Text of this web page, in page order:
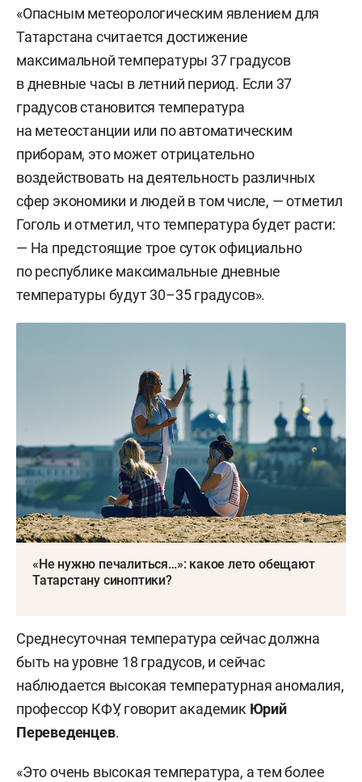
«Опасным метеорологическим явлением для
Татарстана считается достижение
максимальной температуры 37 градусов
в дневные часы в летний период. Если 37
градусов становится температура
на метеостанции или по автоматическим
приборам, это может отрицательно
воздействовать на деятельность различных
сфер экономики и людей в том числе, — отметил
Гоголь и отметил, что температура будет расти:
— На предстоящие трое суток официально
по республике максимальные дневные
температуры будут 30–35 градусов».
«Не нужно печалиться…»: какое лето обещают
Татарстану синоптики?
Среднесуточная температура сейчас должна
быть на уровне 18 градусов, и сейчас
наблюдается высокая температурная аномалия,
профессор КФУ, говорит академик Юрий
Переведенцев.
«Это очень высокая температура, а тем более